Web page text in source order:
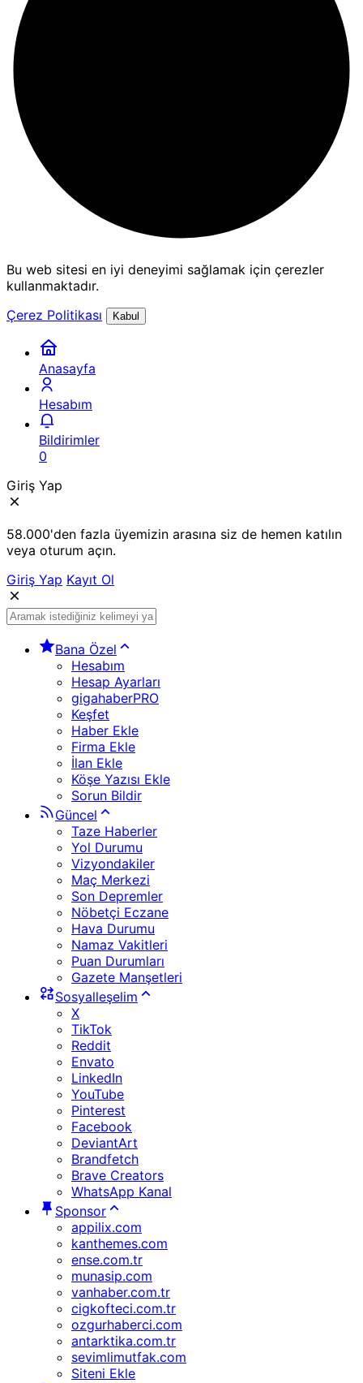
Bu web sitesi en iyi deneyimi sağlamak için çerezler
kullanmaktadır.
Çerez Politikası
Kabul
Anasayfa
Hesabım
Bildirimler
0
Giriş Yap
58.000'den fazla üyemizin arasına siz de hemen katılın
veya oturum açın.
Giriş Yap Kayıt Ol
Bana Özel
Hesabım
Hesap Ayarları
gigahaberPRO
Keşfet
Haber Ekle
Firma Ekle
İlan Ekle
Köşe Yazısı Ekle
Sorun Bildir
Güncel
Taze Haberler
Yol Durumu
Vizyondakiler
Maç Merkezi
Son Depremler
Nöbetçi Eczane
Hava Durumu
Namaz Vakitleri
Puan Durumları
Gazete Manşetleri
Sosyalleşelim
X
TikTok
Reddit
Envato
LinkedIn
YouTube
Pinterest
Facebook
DeviantArt
Brandfetch
Brave Creators
WhatsApp Kanal
Sponsor
appilix.com
kanthemes.com
ense.com.tr
munasip.com
vanhaber.com.tr
cigkofteci.com.tr
ozgurhaberci.com
antarktika.com.tr
sevimlimutfak.com
Siteni Ekle